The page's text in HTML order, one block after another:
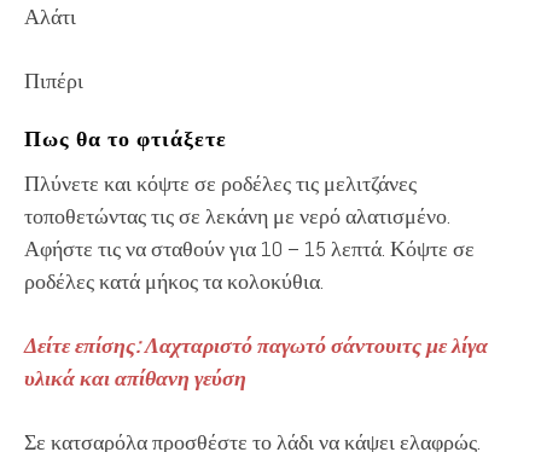
Αλάτι
Πιπέρι
Πως θα το φτιάξετε
Πλύνετε και κόψτε σε ροδέλες τις μελιτζάνες
τοποθετώντας τις σε λεκάνη με νερό αλατισμένο.
Αφήστε τις να σταθούν για 10 – 15 λεπτά. Κόψτε σε
ροδέλες κατά μήκος τα κολοκύθια.
Δείτε επίσης: Λαχταριστό παγωτό σάντουιτς με λίγα
υλικά και απίθανη γεύση
Σε κατσαρόλα προσθέστε το λάδι να κάψει ελαφρώς.